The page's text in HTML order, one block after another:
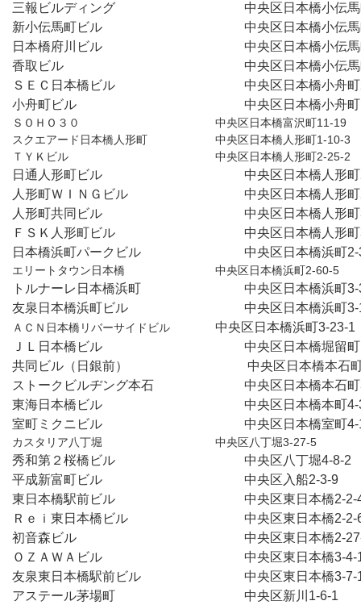
三報ビルディング　　　　　　　　　　中央区日本橋
新小伝馬町ビル　　　　　　　　　　　中央区日本橋
日本橋府川ビル　　　　　　　　　　　中央区日本橋小
香取ビル　　　　　　　　　　　　　　中央区日本橋
ＳＥＣ日本橋ビル　　　　　　　　　　中央区日本
小舟町ビル　　　　　　　　　　　　　中央区日本橋
ＳＯＨＯ３０　　　　　　　　　　　　中央区日本橋富沢町11-19
スクエアード日本橋人形町　　　　　　中央区日本橋人形町1-10-3
ＴＹＫビル　　　　　　　　　　　　　中央区日本橋人形町2-25-2
日通人形町ビル　　　　　　　　　　　中央区日本橋人
人形町ＷＩＮＧビル　　　　　　　　　中央区日本橋人
人形町共同ビル　　　　　　　　　　　中央区日本橋
ＦＳＫ人形町ビル　　　　　　　　　　中央区日本橋
日本橋浜町パークビル　　　　　　　　中央区日本橋
エリートタウン日本橋　　　　　　　　中央区日本橋浜町2-60-5
トルナーレ日本橋浜町　　　　　　　　中央区日本
友泉日本橋浜町ビル　　　　　　　　　中央区日本
ＡＣＮ日本橋リバーサイドビル 中央区日本橋浜町3-23-1
ＪＬ日本橋ビル　　　　　　　　　　　中央区日本橋堀
共同ビル（日銀前）　　　　　　　 　　中央区日本橋
ストークビルヂング本石　　　　　　　中央区日本橋
東海日本橋ビル　　　　　　　　　　　中央区日本
室町ミクニビル　　　　　　　　　　　中央区日本
カスタリア八丁堀　　　　　　　　　　中央区八丁堀3-27-5
秀和第２桜橋ビル　　　　　　　　　　中央区八
平成新富町ビル　　　　　　　　　　　中央区入船2-3-9
東日本橋駅前ビル　　　　　　　　　　中央区東
Ｒｅｉ東日本橋ビル　　　　　　　　　中央区東
初音森ビル　　　　　　　　　　　　　中央区東日
ＯＺＡＷＡビル　　　　　　　　　　　中央区東日
友泉東日本橋駅前ビル　　　　　　　　中央区東日
アステール茅場町　　　　　　　　　　中央